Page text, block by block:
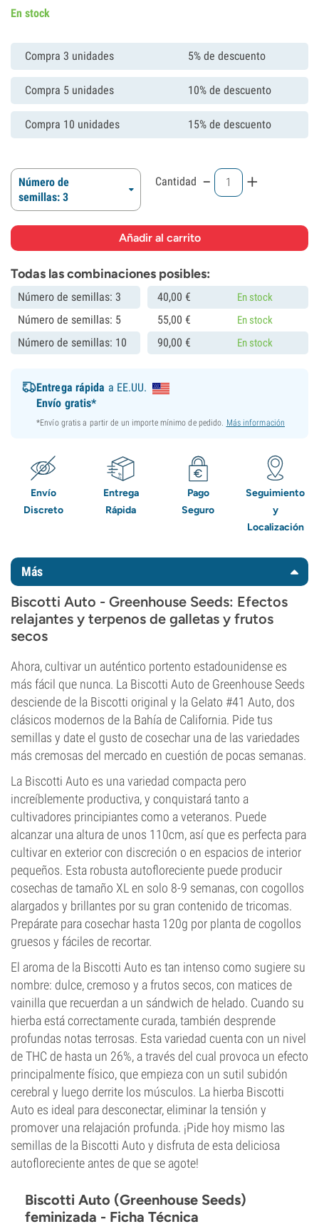
En stock
Compra 3 unidades 5% de descuento
Compra 5 unidades 10% de descuento
Compra 10 unidades 15% de descuento
Número de
semillas: 3
Cantidad - +
Todas las combinaciones posibles:
Número de semillas: 3 40,00 € En stock
Número de semillas: 5 55,00 € En stock
Número de semillas: 10 90,00 € En stock
Entrega rápida a EE.UU.
Envío gratis*
*Envío gratis a partir de un importe mínimo de pedido. Más información
Envío
Discreto
Entrega
Rápida
Pago
Seguro
Seguimiento
y
Localización
Más
Biscotti Auto - Greenhouse Seeds: Efectos
relajantes y terpenos de galletas y frutos
secos
Ahora, cultivar un auténtico portento estadounidense es
más fácil que nunca. La Biscotti Auto de Greenhouse Seeds
desciende de la Biscotti original y la Gelato #41 Auto, dos
clásicos modernos de la Bahía de California. Pide tus
semillas y date el gusto de cosechar una de las variedades
más cremosas del mercado en cuestión de pocas semanas.
La Biscotti Auto es una variedad compacta pero
increíblemente productiva, y conquistará tanto a
cultivadores principiantes como a veteranos. Puede
alcanzar una altura de unos 110cm, así que es perfecta para
cultivar en exterior con discreción o en espacios de interior
pequeños. Esta robusta autofloreciente puede producir
cosechas de tamaño XL en solo 8-9 semanas, con cogollos
alargados y brillantes por su gran contenido de tricomas.
Prepárate para cosechar hasta 120g por planta de cogollos
gruesos y fáciles de recortar.
El aroma de la Biscotti Auto es tan intenso como sugiere su
nombre: dulce, cremoso y a frutos secos, con matices de
vainilla que recuerdan a un sándwich de helado. Cuando su
hierba está correctamente curada, también desprende
profundas notas terrosas. Esta variedad cuenta con un nivel
de THC de hasta un 26%, a través del cual provoca un efecto
principalmente físico, que empieza con un sutil subidón
cerebral y luego derrite los músculos. La hierba Biscotti
Auto es ideal para desconectar, eliminar la tensión y
promover una relajación profunda. ¡Pide hoy mismo las
semillas de la Biscotti Auto y disfruta de esta deliciosa
autofloreciente antes de que se agote!
Biscotti Auto (Greenhouse Seeds)
feminizada - Ficha Técnica